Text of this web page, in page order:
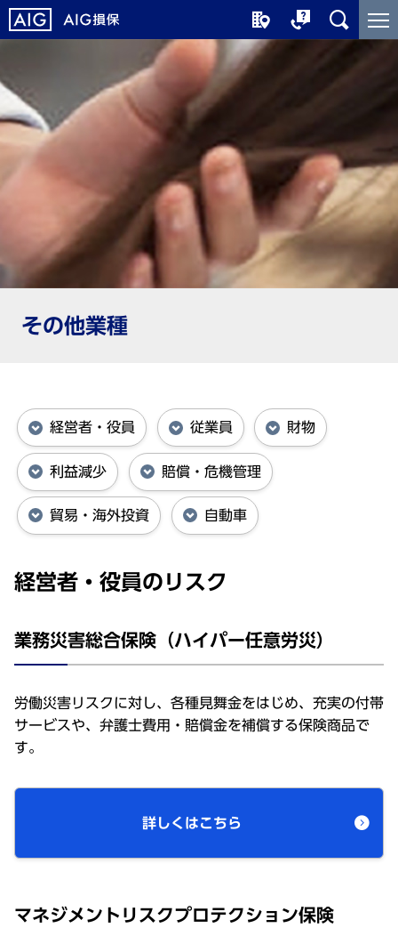
メ
イ
コ
ン
テ
ン
こ
こ
ら
メ
イ
ン
その他業種
経営者・役員 従業員 財物
利益減少 賠償・危機管理
貿易・海外投資 自動車
経営者・役員のリスク
業務災害総合保険（ハイパー任意労災）
労働災害リスクに対し、各種見舞金をはじめ、充実の付帯
サービスや、弁護士費用・賠償金を補償する保険商品で
す。
詳しくはこちら
マネジメントリスクプロテクション保険